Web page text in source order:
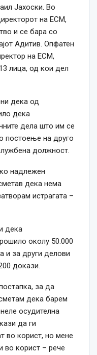
Јахоски. Во
на ЕСМ,
и се бара со
Адитив. Опфатен
на ЕСМ,
лица, од кои дел
дека од
дека
дела што им се
постоење на друго
должност.
надлежен
дека нема
истрагата –
дека
околу 50.000
и за други делови
докази.
за да
дека барем
осудителна
да ги
во корист, но мене
во корист – рече